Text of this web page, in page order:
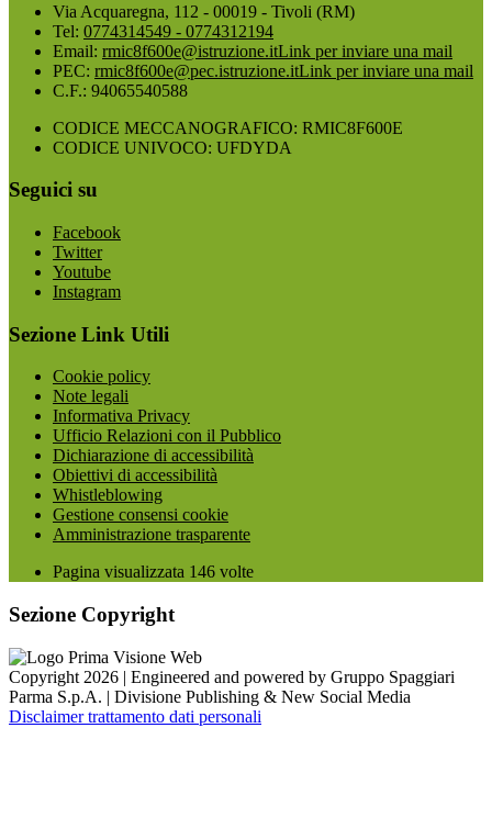
Via Acquaregna, 112 - 00019 - Tivoli (RM)
Tel: 0774314549 - 0774312194
Email: rmic8f600e@istruzione.itLink per inviare una mail
PEC: rmic8f600e@pec.istruzione.itLink per inviare una mail
C.F.: 94065540588
CODICE MECCANOGRAFICO: RMIC8F600E
CODICE UNIVOCO: UFDYDA
Seguici su
Facebook
Twitter
Youtube
Instagram
Sezione Link Utili
Cookie policy
Note legali
Informativa Privacy
Ufficio Relazioni con il Pubblico
Dichiarazione di accessibilità
Obiettivi di accessibilità
Whistleblowing
Gestione consensi cookie
Amministrazione trasparente
Pagina visualizzata 146 volte
Sezione Copyright
Copyright 2026 | Engineered and powered by Gruppo Spaggiari
Parma S.p.A. | Divisione Publishing & New Social Media
Disclaimer trattamento dati personali